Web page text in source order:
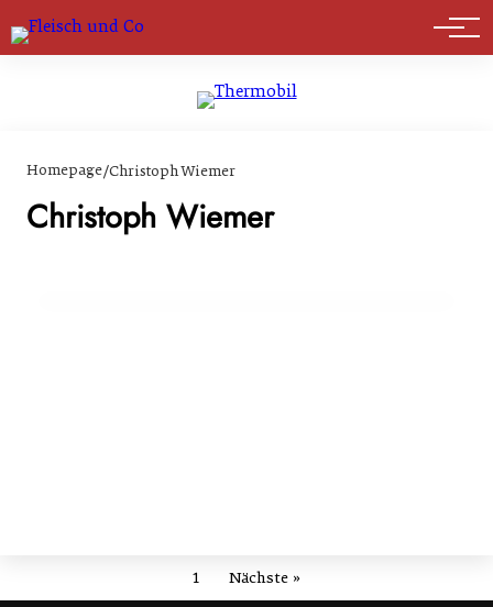
Marktführer
Homepage/Christoph Wiemer
Christoph Wiemer
15. März 2024
Eiweißwende: Susanne Fromwald und
Christoph Wiemer übernehmen führende
1 Nächste »